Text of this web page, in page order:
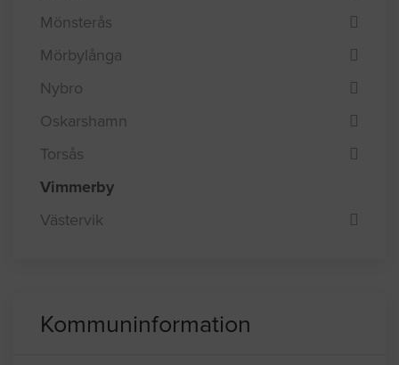
Mönsterås
Mörbylånga
Nybro
Oskarshamn
Torsås
Vimmerby
Västervik
Kommuninformation